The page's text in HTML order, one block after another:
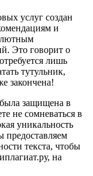
услуг создан
и
Это говорит о
лишь
тутульник,
закончена!
защищена в
не сомневаться в
уникальность
предоставляем
текста, чтобы
на